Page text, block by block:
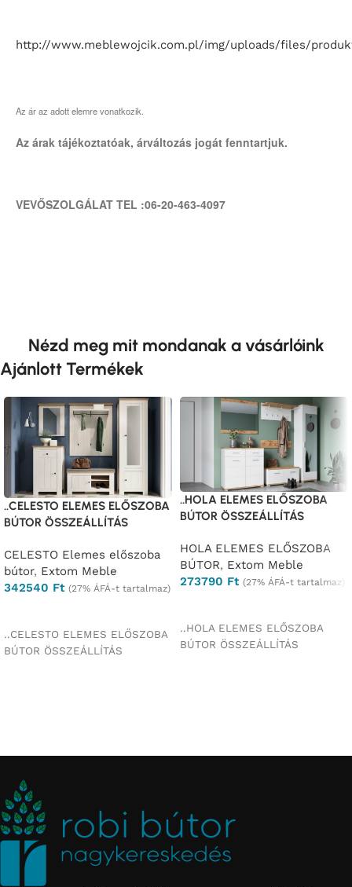
http://www.meblewojcik.com.pl/img/uploads/files/
Az ár az adott elemre vonatkozik.
Az árak tájékoztatóak, árváltozás jogát fenntartjuk.
VEVŐSZOLGÁLAT TEL :06-20-463-4097
Nézd meg mit mondanak a vásárlóink
Ajánlott Termékek
..CELESTO ELEMES ELŐSZOBA
BÚTOR ÖSSZEÁLLÍTÁS
CELESTO Elemes előszoba
bútor, Extom Meble
342540 Ft (27% ÁFÁ-t tartalmaz)
..CELESTO ELEMES ELŐSZOBA
BÚTOR ÖSSZEÁLLÍTÁS
..HOLA ELEMES ELŐSZOBA
BÚTOR ÖSSZEÁLLÍTÁS
HOLA ELEMES ELŐSZOBA
BÚTOR, Extom Meble
273790 Ft (27% ÁFÁ-t tartalmaz)
..HOLA ELEMES ELŐSZOBA
BÚTOR ÖSSZEÁLLÍTÁS